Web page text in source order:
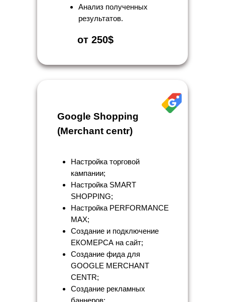
Анализ полученных
результатов.
от 250$
Google Shopping
(Merchant centr)
Настройка торговой
кампании;
Настройка SMART
SHOPPING;
Настройка PERFORMANCE
MAX;
Создание и подключение
ЕКОМЕРСА на сайт;
Создание фида для
GOOGLE MERCHANT
CENTR;
Создание рекламных
баннеров;